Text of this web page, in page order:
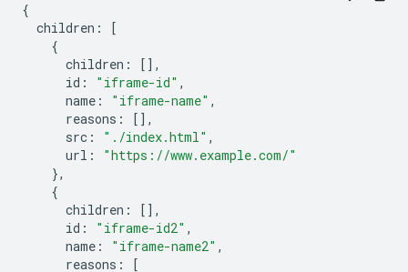
{
children :
[
{
children :
[],
id : "iframe-id" ,
name : "iframe-name" ,
reasons :
[],
src : "./index.html" ,
url :
"https://www.example.com/"
},
{
children :
[],
id : "iframe-id2" ,
name : "iframe-name2" ,
reasons :
[